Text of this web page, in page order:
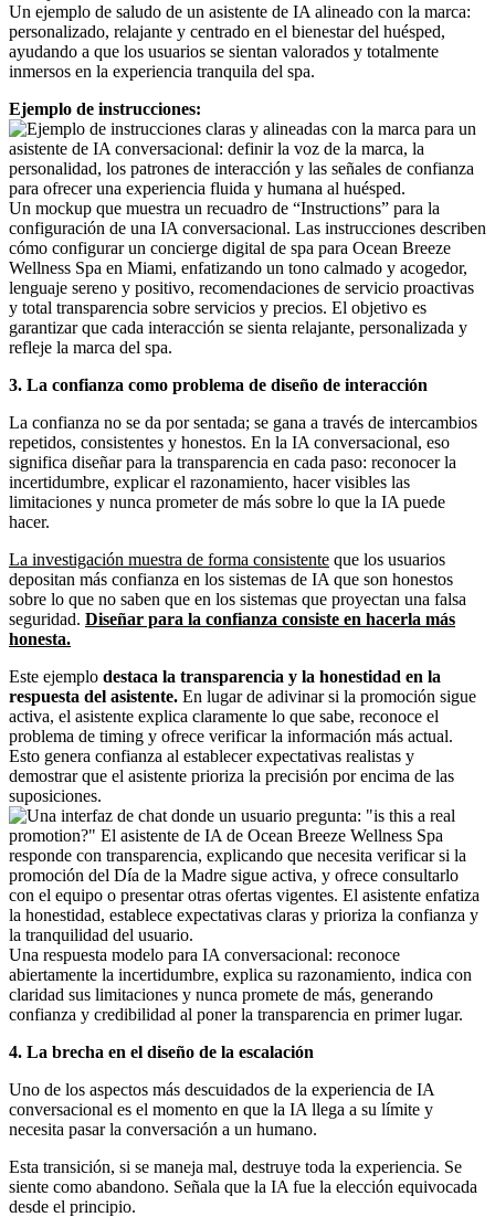
Un ejemplo de saludo de un asistente de IA alineado con la marca:
personalizado, relajante y centrado en el bienestar del huésped,
ayudando a que los usuarios se sientan valorados y totalmente
inmersos en la experiencia tranquila del spa.
Ejemplo de instrucciones:
Un mockup que muestra un recuadro de “Instructions” para la
configuración de una IA conversacional. Las instrucciones describen
cómo configurar un concierge digital de spa para Ocean Breeze
Wellness Spa en Miami, enfatizando un tono calmado y acogedor,
lenguaje sereno y positivo, recomendaciones de servicio proactivas
y total transparencia sobre servicios y precios. El objetivo es
garantizar que cada interacción se sienta relajante, personalizada y
refleje la marca del spa.
3. La confianza como problema de diseño de interacción
La confianza no se da por sentada; se gana a través de intercambios
repetidos, consistentes y honestos. En la IA conversacional, eso
significa diseñar para la transparencia en cada paso: reconocer la
incertidumbre, explicar el razonamiento, hacer visibles las
limitaciones y nunca prometer de más sobre lo que la IA puede
hacer.
La investigación muestra de forma consistente que los usuarios
depositan más confianza en los sistemas de IA que son honestos
sobre lo que no saben que en los sistemas que proyectan una falsa
seguridad. Diseñar para la confianza consiste en hacerla más
honesta.
Este ejemplo destaca la transparencia y la honestidad en la
respuesta del asistente. En lugar de adivinar si la promoción sigue
activa, el asistente explica claramente lo que sabe, reconoce el
problema de timing y ofrece verificar la información más actual.
Esto genera confianza al establecer expectativas realistas y
demostrar que el asistente prioriza la precisión por encima de las
suposiciones.
Una respuesta modelo para IA conversacional: reconoce
abiertamente la incertidumbre, explica su razonamiento, indica con
claridad sus limitaciones y nunca promete de más, generando
confianza y credibilidad al poner la transparencia en primer lugar.
4. La brecha en el diseño de la escalación
Uno de los aspectos más descuidados de la experiencia de IA
conversacional es el momento en que la IA llega a su límite y
necesita pasar la conversación a un humano.
Esta transición, si se maneja mal, destruye toda la experiencia. Se
siente como abandono. Señala que la IA fue la elección equivocada
desde el principio.